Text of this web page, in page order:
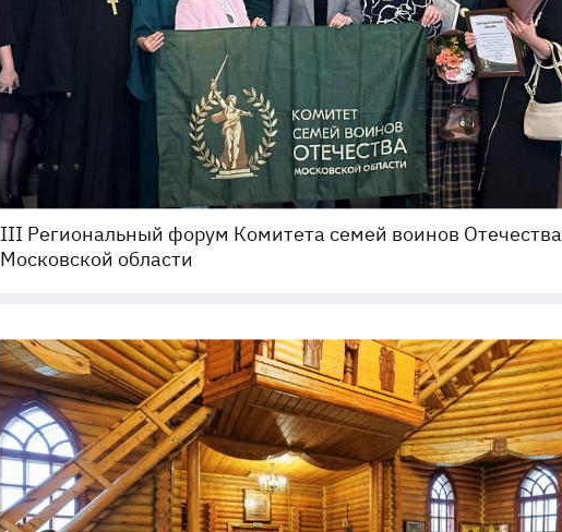
III Региональный форум Комитета семей воинов Отечества
Московской области